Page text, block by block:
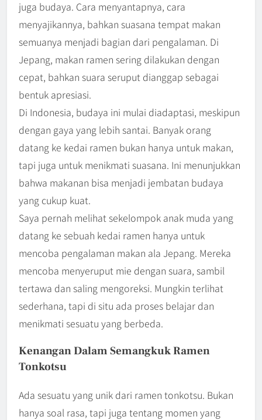
juga budaya. Cara menyantapnya, cara
menyajikannya, bahkan suasana tempat makan
semuanya menjadi bagian dari pengalaman. Di
Jepang, makan ramen sering dilakukan dengan
cepat, bahkan suara seruput dianggap sebagai
bentuk apresiasi.
Di Indonesia, budaya ini mulai diadaptasi, meskipun
dengan gaya yang lebih santai. Banyak orang
datang ke kedai ramen bukan hanya untuk makan,
tapi juga untuk menikmati suasana. Ini menunjukkan
bahwa makanan bisa menjadi jembatan budaya
yang cukup kuat.
Saya pernah melihat sekelompok anak muda yang
datang ke sebuah kedai ramen hanya untuk
mencoba pengalaman makan ala Jepang. Mereka
mencoba menyeruput mie dengan suara, sambil
tertawa dan saling mengoreksi. Mungkin terlihat
sederhana, tapi di situ ada proses belajar dan
menikmati sesuatu yang berbeda.
Kenangan Dalam Semangkuk Ramen
Tonkotsu
Ada sesuatu yang unik dari ramen tonkotsu. Bukan
hanya soal rasa, tapi juga tentang momen yang